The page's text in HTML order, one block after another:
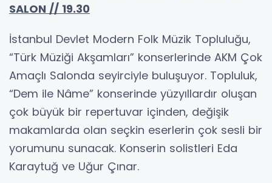
SALON // 19.30
İstanbul Devlet Modern Folk Müzik Topluluğu,
“Türk Müziği Akşamları” konserlerinde AKM Çok
Amaçlı Salonda seyirciyle buluşuyor. Topluluk,
“Dem ile Nâme” konserinde yüzyıllardır oluşan
çok büyük bir repertuvar içinden, değişik
makamlarda olan seçkin eserlerin çok sesli bir
yorumunu sunacak. Konserin solistleri Eda
Karaytuğ ve Uğur Çınar.